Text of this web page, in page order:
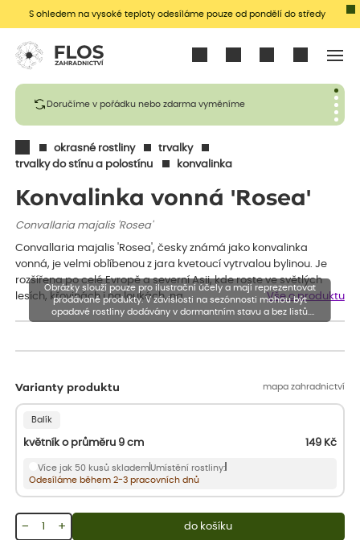
S ohledem na vysoké teploty odesíláme pouze od pondělí do středy
Doručíme v pořádku nebo zdarma vyměníme
okrasné rostliny
trvalky
trvalky do stínu a polostínu
konvalinka
Konvalinka vonná 'Rosea'
Convallaria majalis 'Rosea'
Convallaria majalis 'Rosea', česky známá jako konvalinka
vonná, je velmi oblíbenou z jara kvetoucí vytrvalou bylinou. Je
rozšířena po celé Evropě a severní Asii, kde roste ve světlých
lesích, křovinách i na loukách, na…
Vše o produktu
Varianty produktu mapa zahradnictví
Balík
květník o průměru 9 cm 149 Kč
Více jak 50 kusů sklademUmístění rostliny:
Odesíláme během 2-3 pracovních dnů
+
− do košíku
Obrázky slouží pouze pro ilustrační účely a mají reprezentovat
prodávané produkty. V závislosti na sezónnosti mohou být
opadavé rostliny dodávány v dormantním stavu a bez listů.
Rostliny mohou být také sestřiženy níže, než je uvedená výška,